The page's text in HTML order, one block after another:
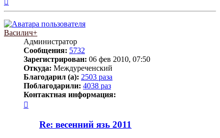
Василич+
Администратор
Сообщения: 5732
Зарегистрирован: 06 фев 2010, 07:50
Откуда: Междуреченский
Благодарил (а): 2503 раза
Поблагодарили: 4038 раз
Контактная информация:
пользователя
Василич+
Re: весенний язь 2011